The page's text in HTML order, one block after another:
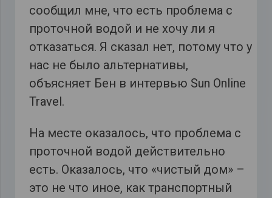
сообщил мне, что есть проблема с
проточной водой и не хочу ли я
отказаться. Я сказал нет, потому что у
нас не было альтернативы,
объясняет Бен в интервью Sun Online
Travel.
На месте оказалось, что проблема с
проточной водой действительно
есть. Оказалось, что «чистый дом» –
это не что иное, как транспортный